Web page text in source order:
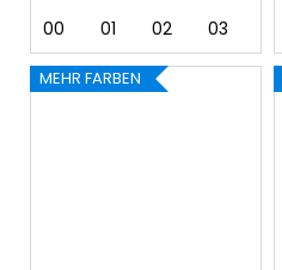
00 01 02 03
MEHR FARBEN